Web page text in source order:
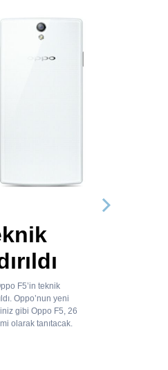
F5’in teknik
Oppo’nun yeni
gibi Oppo F5, 26
olarak tanıtacak.